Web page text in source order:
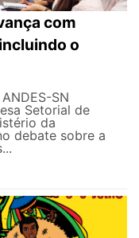
com
o
SN
Setorial de
da
debate sobre a